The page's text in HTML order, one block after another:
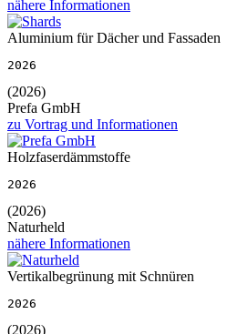
nähere Informationen
Aluminium für Dächer und Fassaden
2026
(2026)
Prefa GmbH
zu Vortrag und Informationen
Holzfaserdämmstoffe
2026
(2026)
Naturheld
nähere Informationen
Vertikalbegrünung mit Schnüren
2026
(2026)